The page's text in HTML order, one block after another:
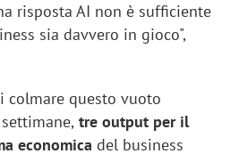
risposta AI non è sufficiente
sia davvero in gioco",
colmare questo vuoto
tre output per il
economica del business